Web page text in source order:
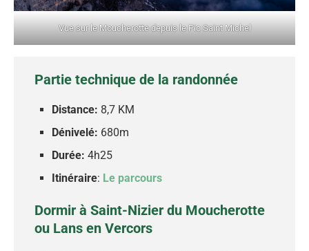
Vue sur le Moucherotte depuis le Pic Saint Michel
Partie technique de la randonnée
Distance: 8,7 KM
Dénivelé: 680m
Durée: 4h25
Itinéraire: Le parcours
Dormir à Saint-Nizier du Moucherotte
ou Lans en Vercors